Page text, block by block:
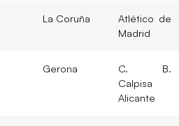
La Coruña
Atlético de
Madrid
Gerona
C. B.
Calpisa
Alicante